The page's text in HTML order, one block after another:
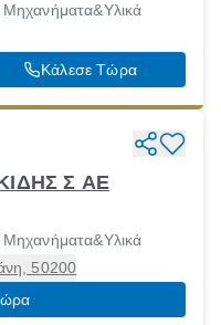
Κάλεσε Τώρα
Σ ΑΕ
50200